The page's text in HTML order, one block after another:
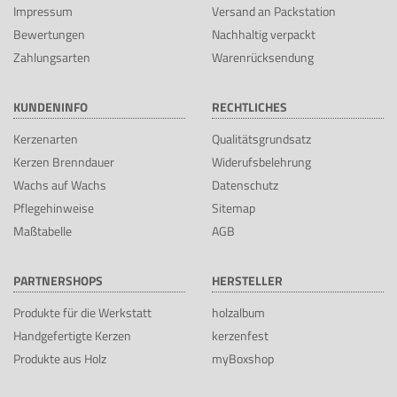
Impressum
Bewertungen
Zahlungsarten
Versand an Packstation
Nachhaltig verpackt
Warenrücksendung
KUNDENINFO
Kerzenarten
Kerzen Brenndauer
Wachs auf Wachs
Pflegehinweise
Maßtabelle
RECHTLICHES
Qualitätsgrundsatz
Widerufsbelehrung
Datenschutz
Sitemap
AGB
PARTNERSHOPS
Produkte für die Werkstatt
Handgefertigte Kerzen
Produkte aus Holz
HERSTELLER
holzalbum
kerzenfest
myBoxshop